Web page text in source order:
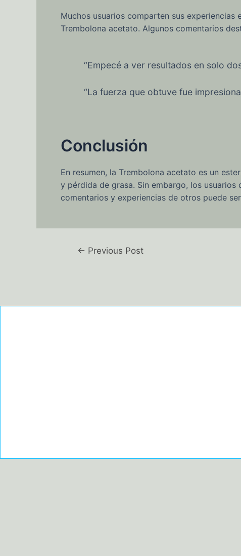
Muchos usuarios comparten sus
Trembolona acetato. Algunos comentarios
“Empecé a ver resultados en solo
“La fuerza que obtuve fue
Conclusión
En resumen, la Trembolona acetato es un
y pérdida de grasa. Sin embargo, los
comentarios y experiencias de otros puede
← Previous Post